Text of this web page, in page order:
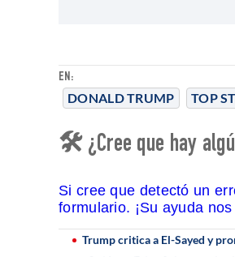
EN:
DONALD TRUMP TOP
🛠 ¿Cree que hay
Si cree que detectó un
formulario. ¡Su ayuda
Trump critica a El-Sayed y